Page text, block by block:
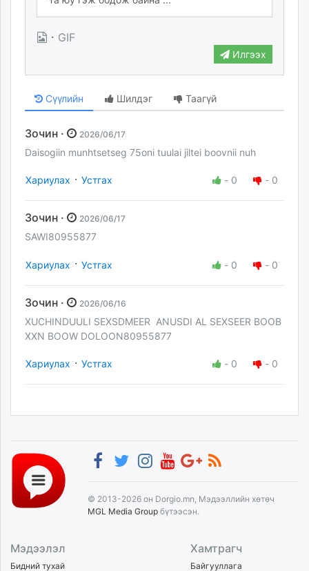
· GIF
Илгээх
Сүүлийн Шилдэг Таагүй
Зочин · 2026/06/17
Daisogiin munhtsetseg 75oni tuulai jiltei boovnii nuh
Хариулах · Устгах - 0 - 0
Зочин · 2026/06/17
SAWI80955877
Хариулах · Устгах - 0 - 0
Зочин · 2026/06/16
XUCHINDUULI SEXSDMEER ANUSDI AL SEXSEER BOOB
XXN BOOW DOLOON80955877
Хариулах · Устгах - 0 - 0
© 2013-2026 он Dorgio.mn, Мэдээллийн хөтөч
MGL Media Group бүтээсэн.
Мэдээлэл
Бидний тухай
Хамтрагч
Байгууллага